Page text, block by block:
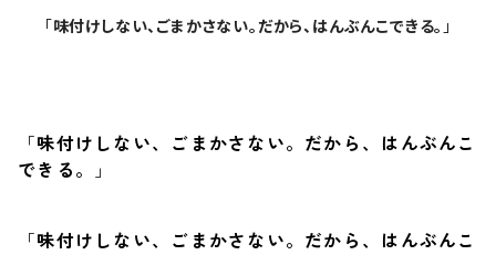
「味付けしない、ごまかさない。だから、はんぶんこできる。 」
「味付けしない、ごまかさない。だから、はんぶんこ
できる。
」
「味付けしない、ごまかさない。だから、はんぶんこ